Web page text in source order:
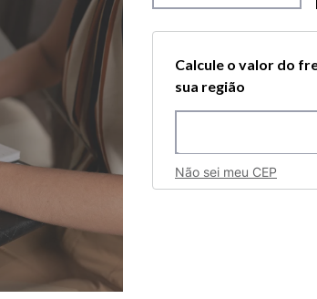
Calcule o valor do
sua região
Não sei meu CEP